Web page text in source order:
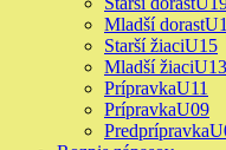
Mladší dorast
Starší žiaciU15
Mladší žiaciU13
PrípravkaU11
PrípravkaU09
Predprípravka